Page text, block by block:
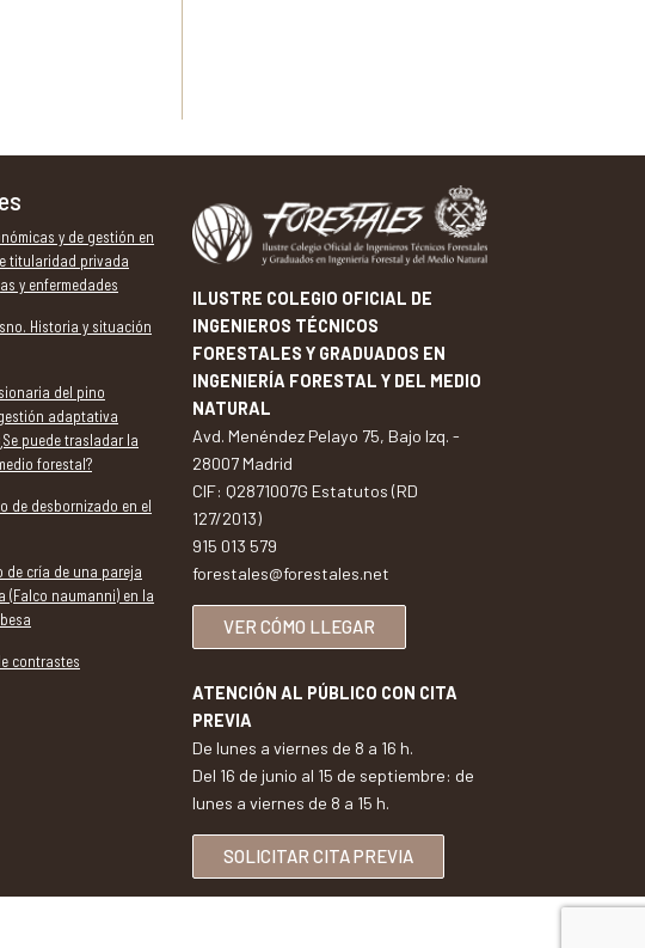
y de gestión en
titularidad privada
y enfermedades
Historia y situación
del pino
adaptativa
puede trasladar la
forestal?
de desbornizado en el
de cría de una pareja
(Falco naumanni) en la
contrastes
ILUSTRE COLEGIO OFICIAL DE
INGENIEROS TÉCNICOS
FORESTALES Y GRADUADOS EN
INGENIERÍA FORESTAL Y DEL MEDIO
NATURAL
Avd. Menéndez Pelayo 75, Bajo Izq. -
28007 Madrid
CIF: Q2871007G Estatutos (RD
127/2013)
915 013 579
forestales@forestales.net
VER CÓMO LLEGAR
ATENCIÓN AL PÚBLICO CON CITA
PREVIA
De lunes a viernes de 8 a 16 h.
Del 16 de junio al 15 de septiembre: de
lunes a viernes de 8 a 15 h.
SOLICITAR CITA PREVIA